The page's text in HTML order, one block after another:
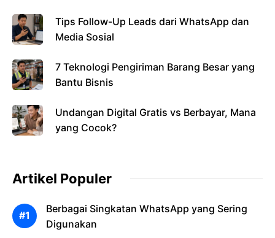
Tips Follow-Up Leads dari WhatsApp dan
Media Sosial
7 Teknologi Pengiriman Barang Besar yang
Bantu Bisnis
Undangan Digital Gratis vs Berbayar, Mana
yang Cocok?
Artikel Populer
Berbagai Singkatan WhatsApp yang Sering
Digunakan